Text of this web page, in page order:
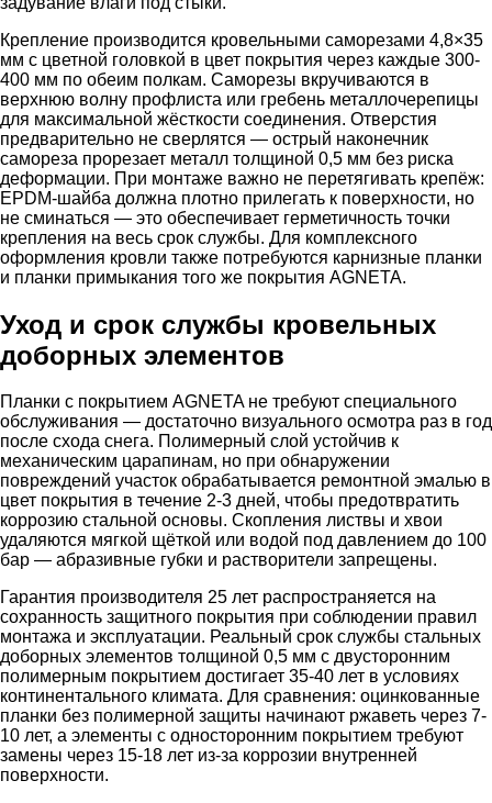
Крепление производится кровельными саморезами 4,8×35
мм с цветной головкой в цвет покрытия через каждые 300-
400 мм по обеим полкам. Саморезы вкручиваются в
верхнюю волну профлиста или гребень металлочерепицы
для максимальной жёсткости соединения. Отверстия
предварительно не сверлятся — острый наконечник
самореза прорезает металл толщиной 0,5 мм без риска
деформации. При монтаже важно не перетягивать крепёж:
EPDM-шайба должна плотно прилегать к поверхности, но
не сминаться — это обеспечивает герметичность точки
крепления на весь срок службы. Для комплексного
оформления кровли также потребуются карнизные планки
и планки примыкания того же покрытия AGNETA.
Уход и срок службы кровельных
доборных элементов
Планки с покрытием AGNETA не требуют специального
обслуживания — достаточно визуального осмотра раз в год
после схода снега. Полимерный слой устойчив к
механическим царапинам, но при обнаружении
повреждений участок обрабатывается ремонтной эмалью в
цвет покрытия в течение 2-3 дней, чтобы предотвратить
коррозию стальной основы. Скопления листвы и хвои
удаляются мягкой щёткой или водой под давлением до 100
бар — абразивные губки и растворители запрещены.
Гарантия производителя 25 лет распространяется на
сохранность защитного покрытия при соблюдении правил
монтажа и эксплуатации. Реальный срок службы стальных
доборных элементов толщиной 0,5 мм с двусторонним
полимерным покрытием достигает 35-40 лет в условиях
континентального климата. Для сравнения: оцинкованные
планки без полимерной защиты начинают ржаветь через 7-
10 лет, а элементы с односторонним покрытием требуют
замены через 15-18 лет из-за коррозии внутренней
поверхности.